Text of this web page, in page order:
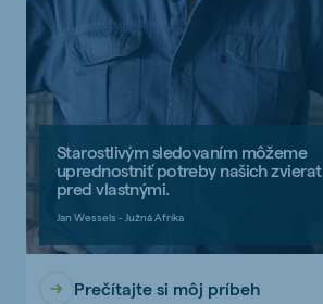
Starostlivým sledovaním môžeme
uprednostniť potreby našich zvierat
pred vlastnými.
Jan Wessels - Južná Afrika
Prečítajte si môj príbeh